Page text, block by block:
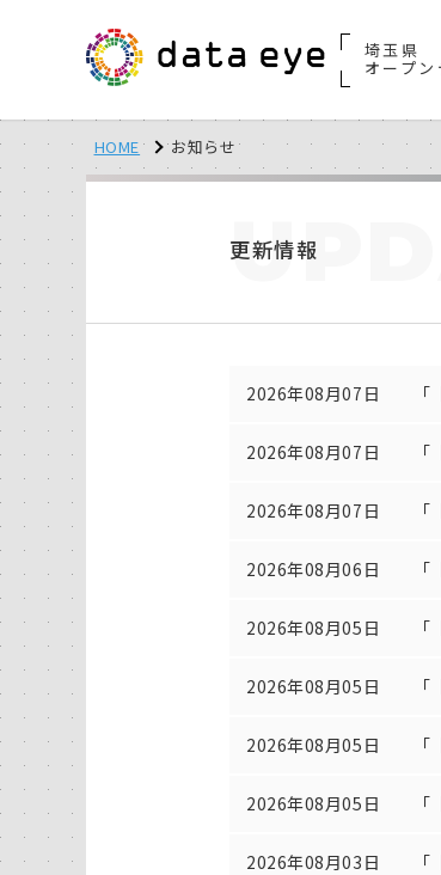
埼玉県
オープ
HOME お知らせ
更新情報
2026年08月07日
2026年08月07日
2026年08月07日
2026年08月06日
2026年08月05日
2026年08月05日
2026年08月05日
2026年08月05日
2026年08月03日